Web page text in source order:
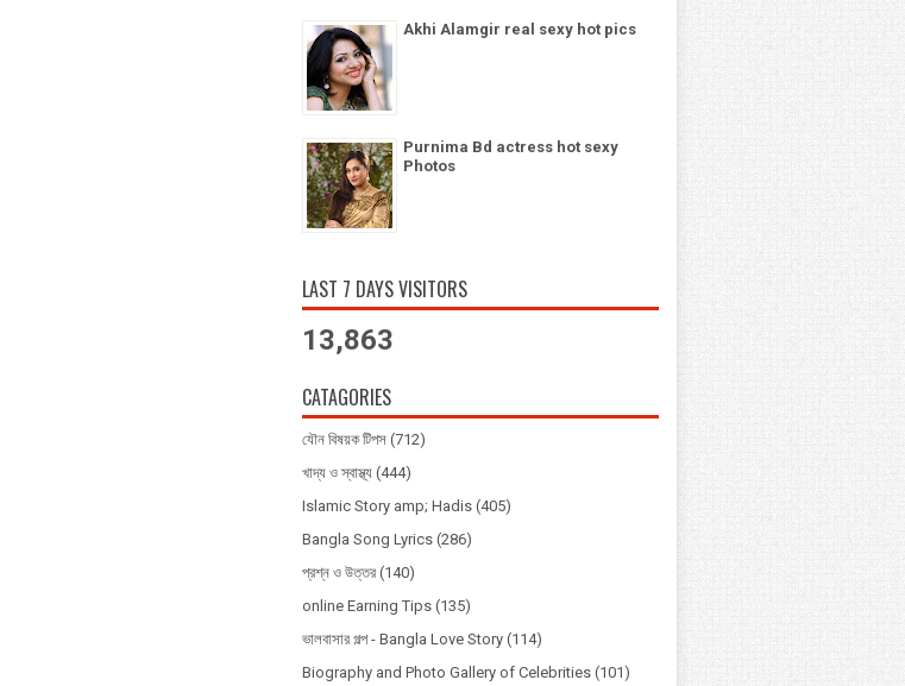
Akhi Alamgir real sexy hot pics
Purnima Bd actress hot sexy
Photos
LAST 7 DAYS VISITORS
13,863
CATAGORIES
যৌন বিষয়ক টিপস (712)
খাদ্য ও স্বাস্থ্য (444)
Islamic Story amp; Hadis (405)
Bangla Song Lyrics (286)
প্রশ্ন ও উত্তর (140)
online Earning Tips (135)
ভালবাসার গল্প - Bangla Love Story (114)
Biography and Photo Gallery of Celebrities (101)